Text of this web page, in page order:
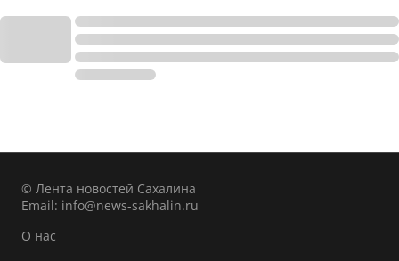
© Лента новостей Сахалина
Email: info@news-sakhalin.ru
О нас